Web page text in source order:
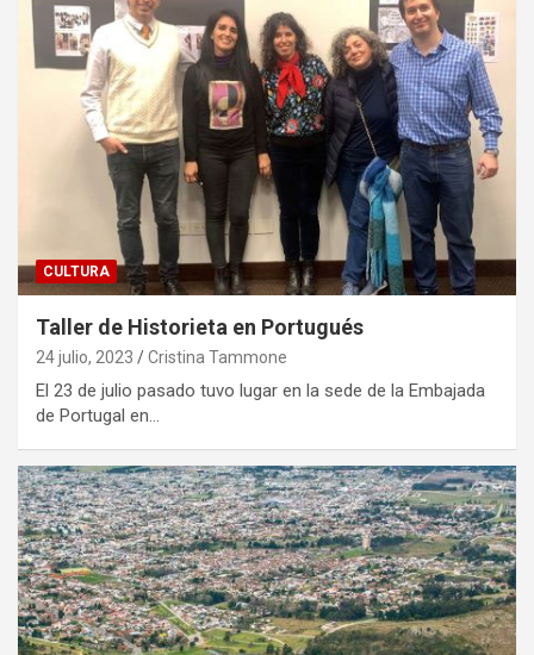
CULTURA
Taller de Historieta en Portugués
24 julio, 2023 Cristina Tammone
El 23 de julio pasado tuvo lugar en la sede de la Embajada
de Portugal en…